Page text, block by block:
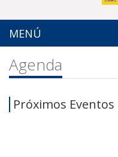
MENÚ
Agenda
Próximos Eventos